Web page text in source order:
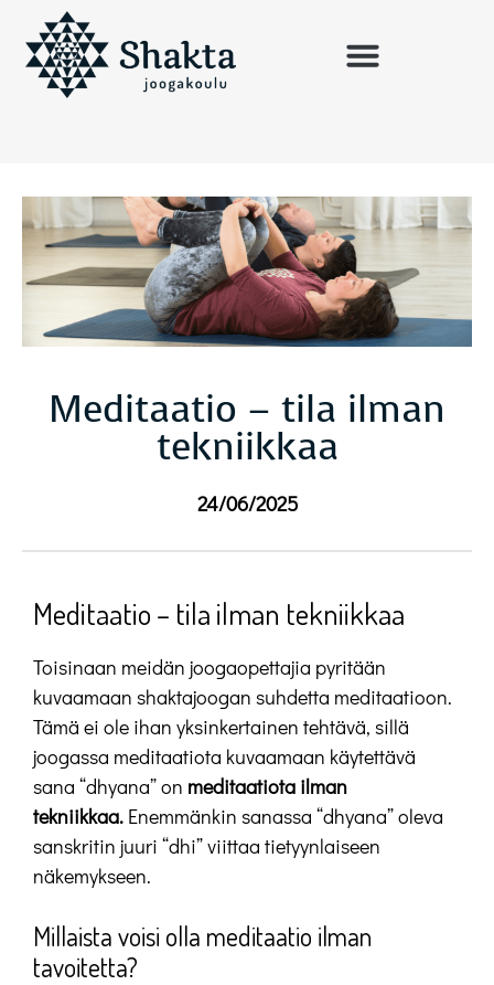
Meditaatio – tila ilman
tekniikkaa
24/06/2025
Meditaatio – tila ilman tekniikkaa
Toisinaan meidän joogaopettajia pyritään
kuvaamaan shaktajoogan suhdetta meditaatioon.
Tämä ei ole ihan yksinkertainen tehtävä, sillä
joogassa meditaatiota kuvaamaan käytettävä
sana “dhyana” on meditaatiota ilman
tekniikkaa. Enemmänkin sanassa “dhyana” oleva
sanskritin juuri “dhi” viittaa tietyynlaiseen
näkemykseen.
Millaista voisi olla meditaatio ilman
tavoitetta?